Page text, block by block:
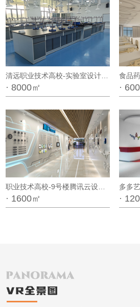
清远职业技术高校-实验室设计装修项目
· 8000㎡ ·
职业技术高校-9号楼腾讯云设计项目
· 1600㎡
多多
·